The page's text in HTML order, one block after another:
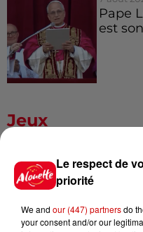
Pape
est
Jeux
Le respect de
priorité
We and our (447) partnersdo
your consent and/or our